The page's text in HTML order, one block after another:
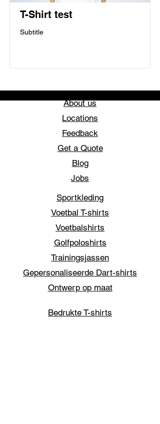
T-Shirt test
Subtitle
About us
Locations
Feedback
Get a Quote
Blog
Jobs
Sportkleding
Voetbal T-shirts
Voetbalshirts
Golfpoloshirts
Trainingsjassen
Gepersonaliseerde Dart-shirts
Ontwerp op maat
Bedrukte T-shirts